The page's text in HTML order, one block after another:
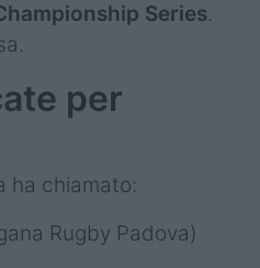
Series.
per
ha chiamato:
Rugby Padova)